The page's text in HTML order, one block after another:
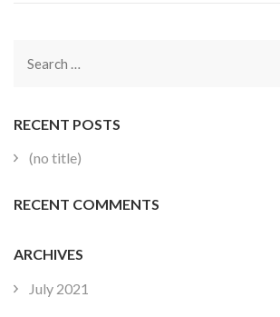
Search
RECENT POSTS
(no title)
RECENT COMMENTS
ARCHIVES
July 2021